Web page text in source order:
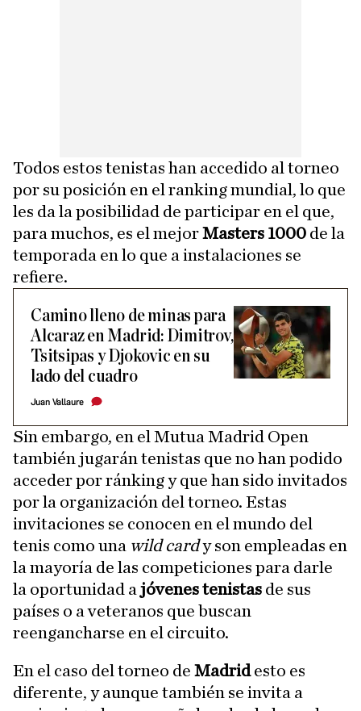
Todos estos tenistas han accedido al torneo
por su posición en el ranking mundial, lo que
les da la posibilidad de participar en el que,
para muchos, es el mejorMasters 1000 de la
temporada en lo que a instalaciones se
refiere.
Camino lleno de minas para
Alcaraz en Madrid: Dimitrov,
Tsitsipas y Djokovic en su
lado del cuadro
Juan Vallaure
Sin embargo, en el Mutua Madrid Open
también jugarán tenistas que no han podido
acceder por ránking y que han sido invitados
por la organización del torneo. Estas
invitaciones se conocen en el mundo del
tenis como una wild cardy son empleadas en
la mayoría de las competiciones para darle
la oportunidad a jóvenes tenistas de sus
países o a veteranos que buscan
reengancharse en el circuito.
En el caso del torneo de Madridesto es
diferente, y aunque también se invita a